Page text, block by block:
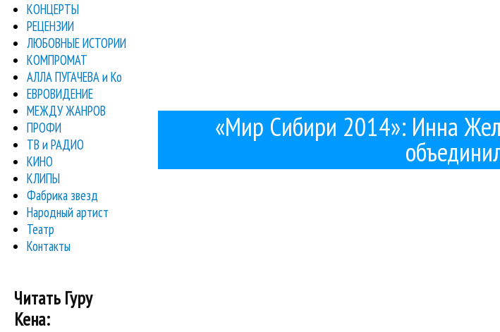
«Мир Сибири 2014»: Инна
КОНЦЕРТЫ
РЕЦЕНЗИИ
ЛЮБОВНЫЕ ИСТОРИИ
КОМПРОМАТ
АЛЛА ПУГАЧЕВА и Ко
ЕВРОВИДЕНИЕ
МЕЖДУ ЖАНРОВ
ПРОФИ
ТВ и РАДИО
КИНО
КЛИПЫ
Фабрика звезд
Народный артист
Театр
Контакты
Читать Гуру
Кена: